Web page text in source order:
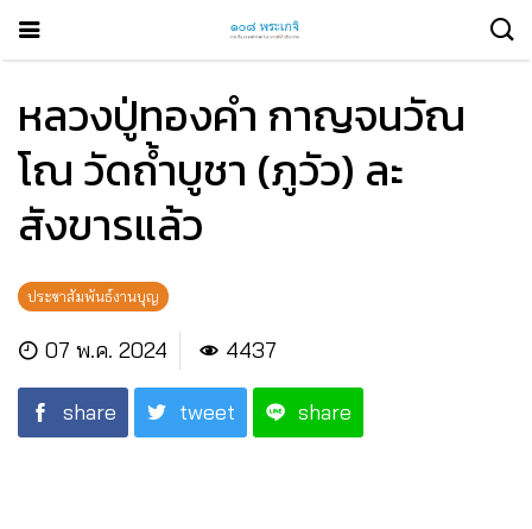
หลวงปู่ทองคำ กาญจนวัณ
โณ วัดถ้ำบูชา (ภูวัว) ละ
สังขารแล้ว
ประชาสัมพันธ์งานบุญ
07 พ.ค. 2024 4437
share tweet share